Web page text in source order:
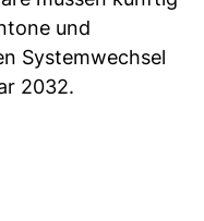
und
Systemwechsel
2032.